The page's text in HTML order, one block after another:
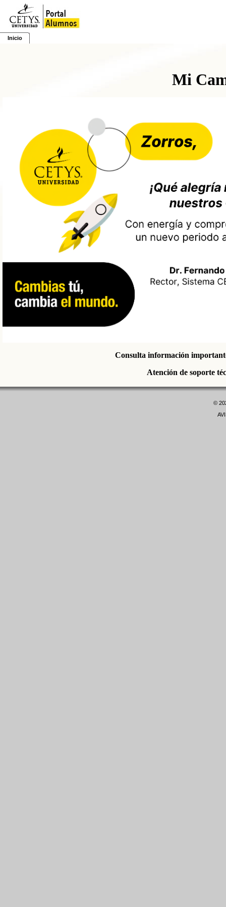
Inicio
Mi
Consulta información
Atención de soporte
©